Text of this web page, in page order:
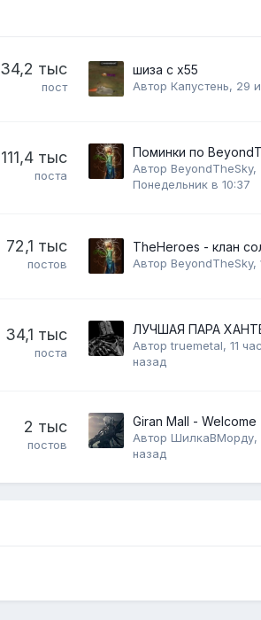
34,2 тыс
пост
шиза с х55
Автор Капустень, 29
111,4 тыс
поста Автор BeyondTheSky,
Понедельник в 10:37
72,1 тыс
постов Автор BeyondTheSky,
34,1 тыс
поста Авторtruemetal, 11
назад
2 тыс
постов
Giran Mall - Welcome
Автор ШилкаВМорду,
назад